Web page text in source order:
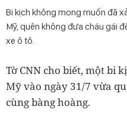
Bi kịch không mong muốn đã
Mỹ, quên không đưa cháu gái
xe ô tô.
Tờ CNN cho biết, một bi
Mỹ vào ngày 31/7 vừa
cùng bàng hoàng.